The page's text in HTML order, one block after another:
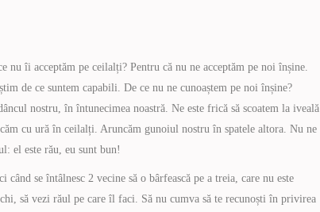
nu îi acceptăm pe ceilalți? Pentru că nu ne acceptăm pe noi înșine.
de ce suntem capabili. De ce nu ne cunoaștem pe noi înșine?
nostru, în întunecimea noastră. Ne este frică să scoatem la iveală
cu ură în ceilalți. Aruncăm gunoiul nostru în spatele altora. Nu ne
el este rău, eu sunt bun!
se întâlnesc 2 vecine să o bârfească pe a treia, care nu este
să vezi răul pe care îl faci. Să nu cumva să te recunoști în privirea